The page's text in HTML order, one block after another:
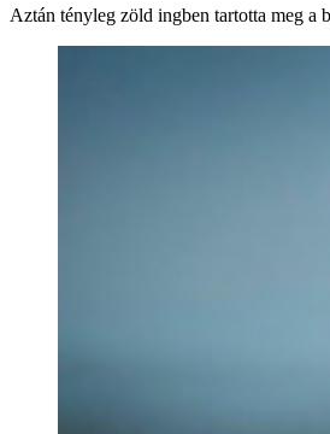
Aztán tényleg zöld ingben tartotta meg a